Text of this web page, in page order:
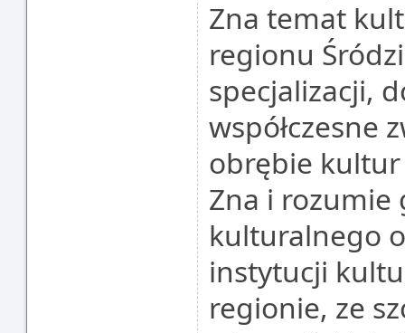
Zna temat
regionu
specjalizacji,
współczesne
obrębie
Zna i rozumie
kulturalnego
instytucji
regionie, ze